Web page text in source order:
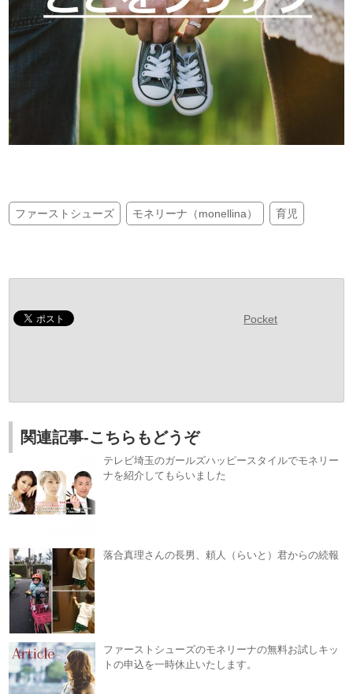
ファーストシューズ モネリーナ（monellina） 育児
Pocket
関連記事-こちらもどうぞ
テレビ埼玉のガールズハッピースタイルでモネリー
ナを紹介してもらいました
落合真理さんの長男、頼人（らいと）君からの続報
ファーストシューズのモネリーナの無料お試しキッ
トの申込を一時休止いたします。